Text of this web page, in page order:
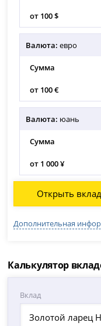
от 100 $
Валюта:евро
Сумма
от 100 €
Валюта: юань
Сумма
от 1 000 ¥
Открыть
Дополнительная
Калькулятор
Вклад
Золотой ларец